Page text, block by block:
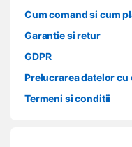
Cum comand si cum
Garantie si retur
GDPR
Prelucrarea datelor
Termeni si conditii